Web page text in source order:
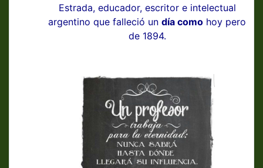
Estrada, educador, escritor e intelectual
argentino que falleció un día como hoy pero
de 1894.